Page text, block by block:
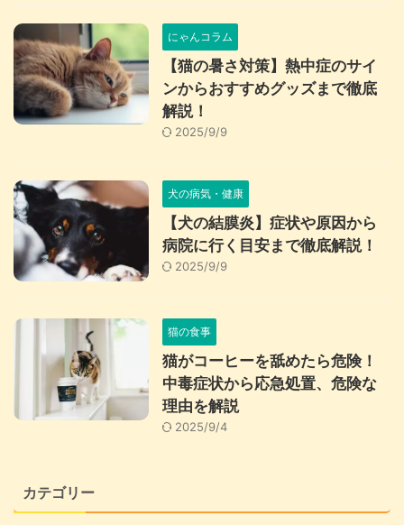
にゃんコラム
【猫の暑さ対策】熱中症のサイ
ンからおすすめグッズまで徹底
解説！
2025/9/9
犬の病気・健康
【犬の結膜炎】症状や原因から
病院に行く目安まで徹底解説！
2025/9/9
猫の食事
猫がコーヒーを舐めたら危険！
中毒症状から応急処置、危険な
理由を解説
2025/9/4
カテゴリー